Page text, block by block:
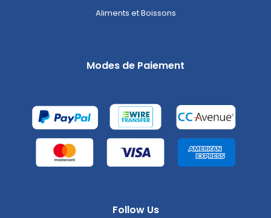
Aliments et Boissons
Modes de Paiement
Follow Us